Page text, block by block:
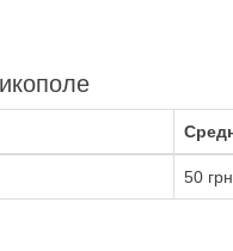
50 грн